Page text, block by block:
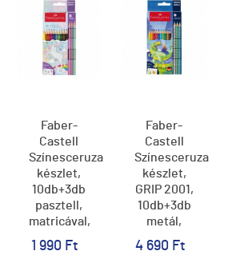
Faber-
Castell
Színesceruza
készlet,
10db+3db
pasztell,
matricával,
unikornis
1 990 Ft
Faber-
Castell
Színesceruza
készlet,
GRIP 2001,
10db+3db
metál,
dinós
4 690 Ft